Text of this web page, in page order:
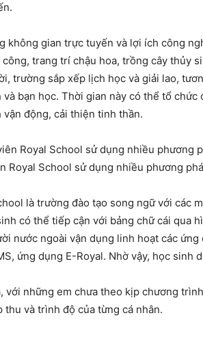
không gian trực tuyến và lợi ích công
trang trí chậu hoa, trồng cây thủy
trường sắp xếp lịch học và giải lao,
và bạn học. Thời gian này có thể tổ
vận động, cải thiện tinh thần.
Royal School sử dụng nhiều phương
là trường đào tạo song ngữ với các
có thể tiếp cận với bảng chữ cái qua
nước ngoài vận dụng linh hoạt các
ứng dụng E-Royal. Nhờ vậy, học sinh
với những em chưa theo kịp chương
thu và trình độ của từng cá nhân.